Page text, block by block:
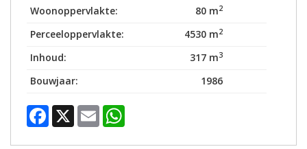
Woonoppervlakte: 80 m2
Perceeloppervlakte: 4530 m2
Inhoud: 317 m3
Bouwjaar: 1986
Facebook
X Email